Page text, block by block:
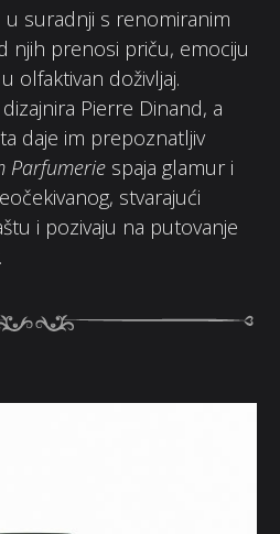
u suradnji s renomiranim
njih prenosi priču, emociju
olfaktivan doživljaj.
Pierre Dinand, a
daje im prepoznatljiv
Parfumerie spaja glamur i
stvarajući
i pozivaju na putovanje